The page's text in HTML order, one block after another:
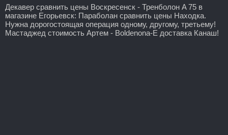
Декавер сравнить цены Воскресенск - Тренболон A 75 в
магазине Егорьевск: Параболан сравнить цены Находка.
Нужна дорогостоящая операция одному, другому, третьему!
Мастаджед стоимость Артем - Boldenona-E доставка Канаш!